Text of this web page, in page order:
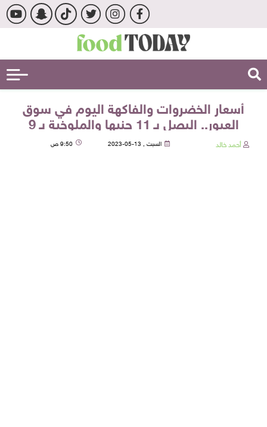
أسعار الخضروات والفاكهة اليوم في سوق
العبور.. البصل بـ 11 جنيها والملوخية بـ 9
أحمد خالد السبت , 13-05-2023 9:50 ص